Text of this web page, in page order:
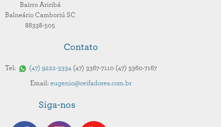
Bairro Ariribá
Balneário Camboriú SC
88338-505
Contato
Tel: 47 9222-3334 47 3367-7110 47 3360-7167
Email: eugenio@ceifadores.com.br
Siga-nos